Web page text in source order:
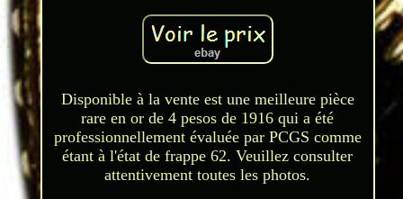
Disponible à la vente est une meilleure pièce
rare en or de 4 pesos de 1916 qui a été
professionnellement évaluée par PCGS comme
étant à l'état de frappe 62. Veuillez consulter
attentivement toutes les photos.